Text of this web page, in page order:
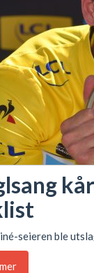
seieren ble